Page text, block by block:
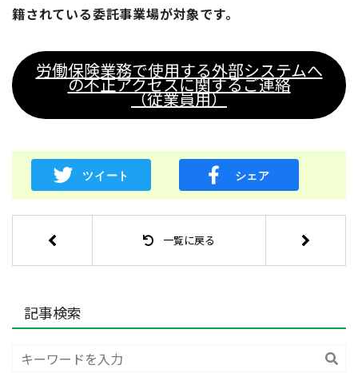
籍されている委託事業場が対象です。
労働保険業務で使用する外部システムへ
の不正アクセスに関するご連絡
（従業員用）
一覧に戻る
記事検索